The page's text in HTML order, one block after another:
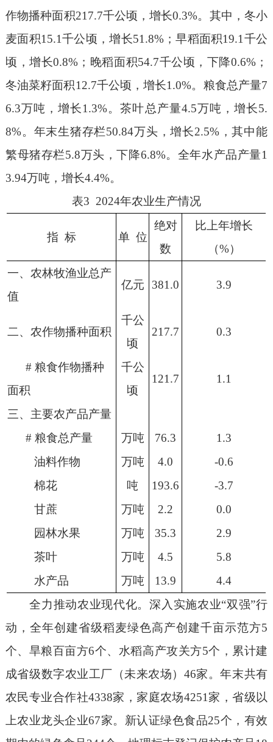
作物播种面积217.7千公顷，增长0.3%。其中，冬小
麦面积15.1千公顷，增长51.8%；早稻面积19.1千公
顷，增长0.8% ；晚稻面积54.7千公顷，下降0.6% ；
冬油菜籽面积12.7千公顷，增长1.0%。粮食总产量7
6.3万吨，增长1.3%。茶叶总产量4.5万吨，增长5.
8%。年末生猪存栏50.84万头，增长2.5%，其中能
繁母猪存栏5.8万头，下降6.8%。全年水产品产量1
3.94万吨，增长4.4%。
表3 2024年农业生产情况
指 标 单 位
绝对
数
比上年增长
（%）
一、农林牧渔业总产
值
亿元 381.0 3.9
二、农作物播种面积
千公
顷
217.7 0.3
# 粮食作物播种
面积
千公
顷
121.7 1.1
三、主要农产品产量
# 粮食总产量 万吨 76.3
1.3
油料作物
万吨 4.0
-0.6
棉花
吨 193.6
-3.7
甘蔗
万吨 2.2
0.0
园林水果
万吨 35.3
2.9
茶叶
万吨 4.5
5.8
水产品
万吨 13.9
4.4
全力推动农业现代化。深入实施农业“双强”行
动，全年创建省级稻麦绿色高产创建千亩示范方5
个、旱粮百亩方6个、水稻高产攻关方5个，累计建
成省级数字农业工厂 （未来农场） 46家。年末共有
农民专业合作社4338家，家庭农场4251家，省级以
上农业龙头企业67家。新认证绿色食品25个，有效